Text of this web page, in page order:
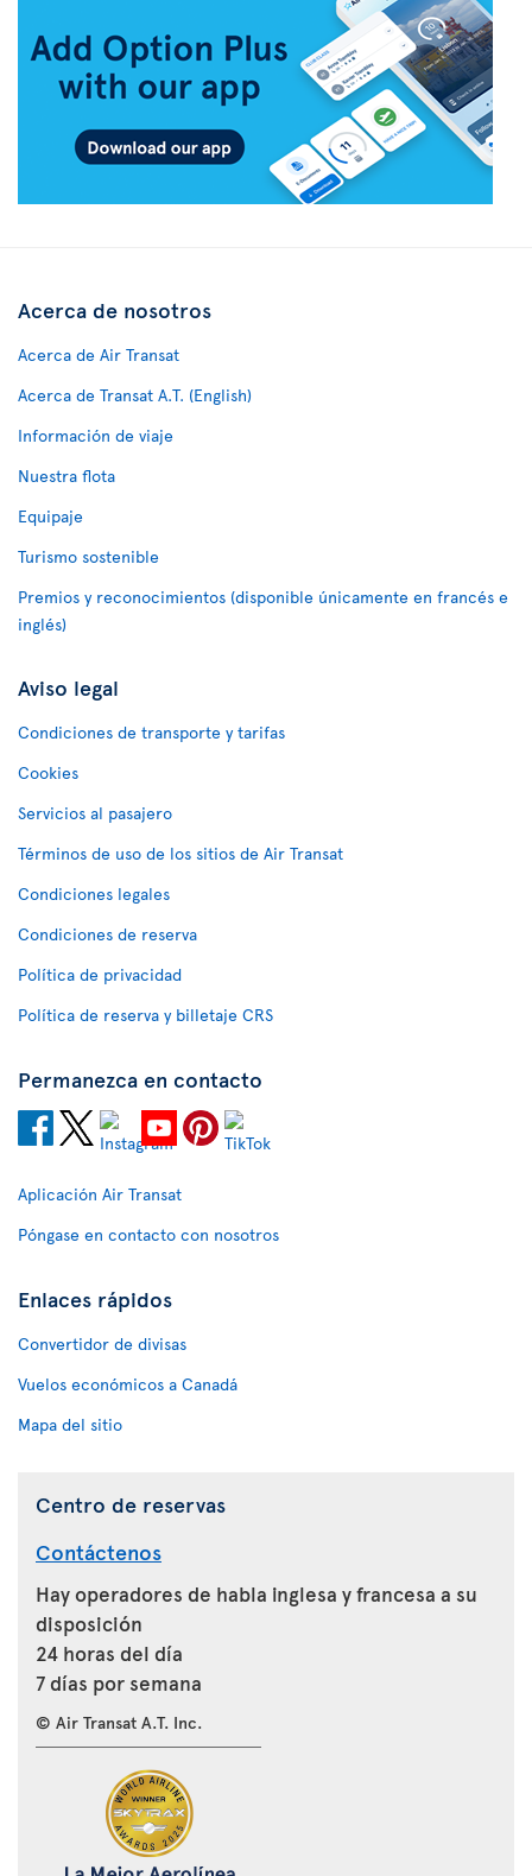
Acerca de nosotros
Acerca de Air Transat
Acerca de Transat A.T. (English)
Información de viaje
Nuestra flota
Equipaje
Turismo sostenible
Premios y reconocimientos (disponible únicamente en francés e
inglés)
Aviso legal
Condiciones de transporte y tarifas
Cookies
Servicios al pasajero
Términos de uso de los sitios de Air Transat
Condiciones legales
Condiciones de reserva
Política de privacidad
Política de reserva y billetaje CRS
Permanezca en contacto
Aplicación Air Transat
Póngase en contacto con nosotros
Enlaces rápidos
Convertidor de divisas
Vuelos económicos a Canadá
Mapa del sitio
Centro de reservas
Contáctenos
Hay operadores de habla inglesa y francesa a su
disposición
24 horas del día
7 días por semana
© Air Transat A.T. Inc.